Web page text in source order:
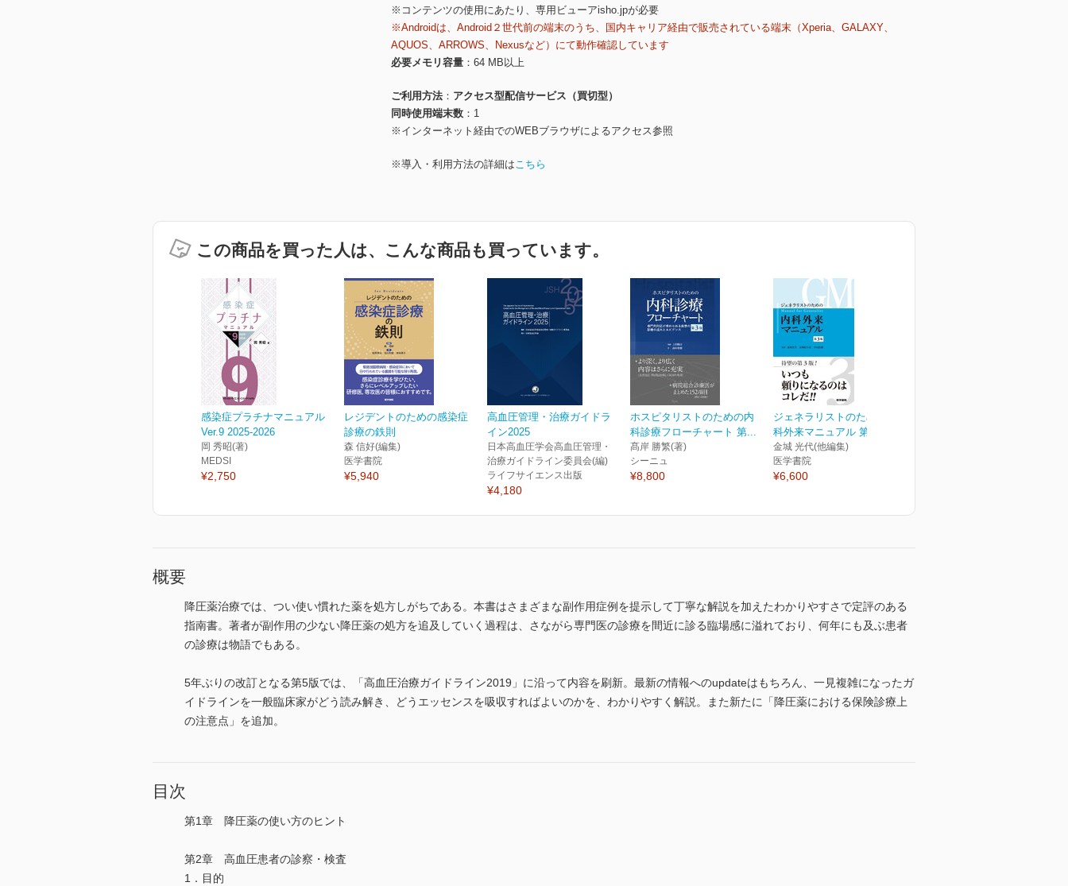
※コンテンツの使用にあたり、専用ビューアisho.jpが必要
※Androidは、Android２世代前の端末のうち、国内キャリア経由で販売されている端末（Xperia、GALAXY、
AQUOS、ARROWS、Nexusなど）にて動作確認しています
必要メモリ容量
64 MB以上
ご利用方法
アクセス型配信サービス（買切型）
同時使用端末数
1
※インターネット経由でのWEBブラウザによるアクセス参照
※導入・利用方法の詳細はこちら
この商品を買った人は、こんな商品も買っています。
感染症プラチナマニュアル
Ver.9 2025-2026
岡 秀昭(著)
MEDSI
¥2,750
レジデントのための感染症
診療の鉄則
森 信好(編集)
医学書院
¥5,940
高血圧管理・治療ガイドラ
イン2025
日本高血圧学会高血圧管理・
治療ガイドライン委員会(編)
ライフサイエンス出版
¥4,180
ホスピタリストのための内
科診療フローチャート 第...
髙岸 勝繁(著)
シーニュ
¥8,800
ジェネラリストのための内
科外来マニュアル 第3版
金城 光代(他編集)
医学書院
¥6,600
概要
降圧薬治療では、つい使い慣れた薬を処方しがちである。本書はさまざまな副作用症例を提示して丁寧な解説を加えたわかりやすさで定評のある
指南書。著者が副作用の少ない降圧薬の処方を追及していく過程は、さながら専門医の診療を間近に診る臨場感に溢れており、何年にも及ぶ患者
の診療は物語でもある。
5年ぶりの改訂となる第5版では、「高血圧治療ガイドライン2019」に沿って内容を刷新。最新の情報へのupdateはもちろん、一見複雑になったガ
イドラインを一般臨床家がどう読み解き、どうエッセンスを吸収すればよいのかを、わかりやすく解説。また新たに「降圧薬における保険診療上
の注意点」を追加。
目次
第1章 降圧薬の使い方のヒント
第2章 高血圧患者の診察・検査
1．目的